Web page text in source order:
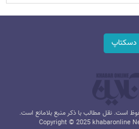
است. نقل مطالب با ذکر منبع بلامانع است.
Copyright © 2025 khabaronline